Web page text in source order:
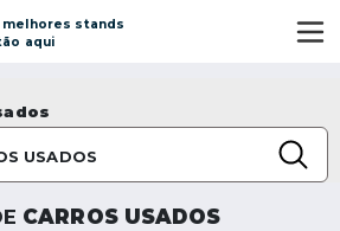
melhores stands
aqui
USADOS
CARROS USADOS